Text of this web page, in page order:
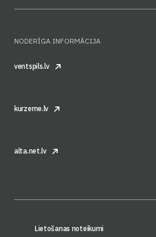
NODERĪGA INFORMĀCIJA
ventspils.lv
kurzeme.lv
alta.net.lv
Lietošanas noteikumi